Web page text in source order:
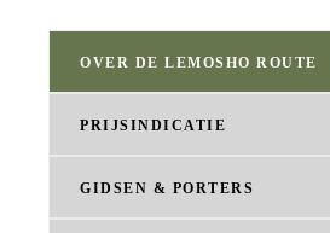
OVER DE LEMOSHO ROUTE
PRIJSINDICATIE
GIDSEN & PORTERS